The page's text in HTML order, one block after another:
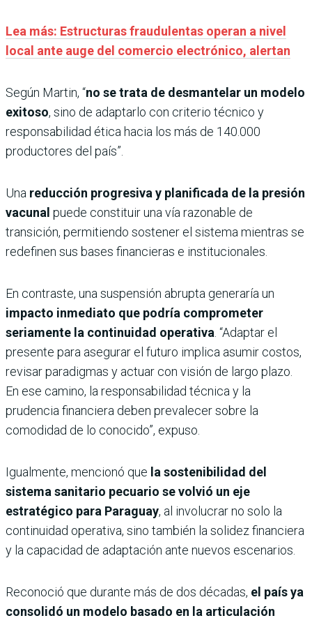
Lea más: Estructuras fraudulentas operan a nivel
local ante auge del comercio electrónico, alertan
Según Martin, “no se trata de desmantelar un modelo
exitoso, sino de adaptarlo con criterio técnico y
responsabilidad ética hacia los más de 140.000
productores del país”.
Una reducción progresiva y planificada de la presión
vacunal puede constituir una vía razonable de
transición, permitiendo sostener el sistema mientras se
redefinen sus bases financieras e institucionales.
En contraste, una suspensión abrupta generaría un
impacto inmediato que podría comprometer
seriamente la continuidad operativa. “Adaptar el
presente para asegurar el futuro implica asumir costos,
revisar paradigmas y actuar con visión de largo plazo.
En ese camino, la responsabilidad técnica y la
prudencia financiera deben prevalecer sobre la
comodidad de lo conocido”, expuso.
Igualmente, mencionó que la sostenibilidad del
sistema sanitario pecuario se volvió un eje
estratégico para Paraguay, al involucrar no solo la
continuidad operativa, sino también la solidez financiera
y la capacidad de adaptación ante nuevos escenarios.
Reconoció que durante más de dos décadas, el país ya
consolidó un modelo basado en la articulación